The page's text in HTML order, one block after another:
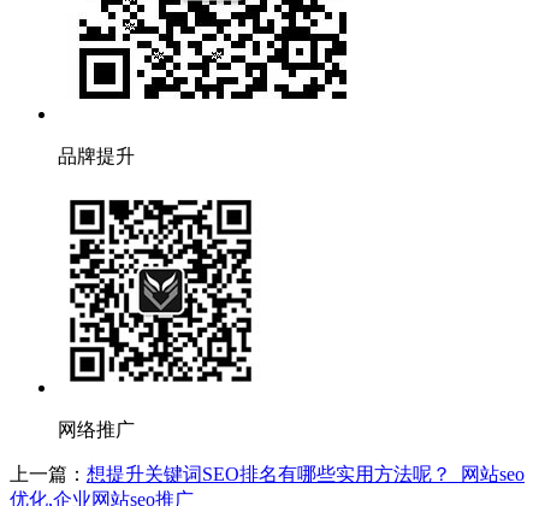
品牌提升
网络推广
上一篇： 想提升关键词SEO排名有哪些实用方法呢？_网站seo
优化,企业网站seo推广